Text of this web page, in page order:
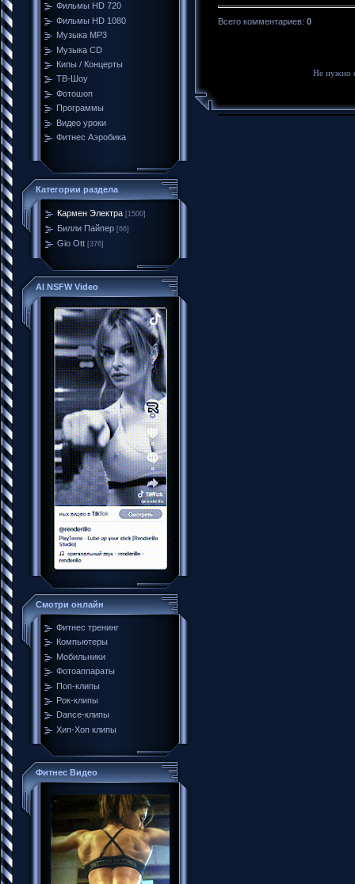
Фильмы HD 720
Фильмы HD 1080
Музыка MP3
Музыка CD
Кипы / Концерты
ТВ-Шоу
Фотошоп
Программы
Видео уроки
Фитнес Аэробика
Категории раздела
Кармен Электра [1500]
Билли Пайпер [66]
Gio Ott [376]
AI NSFW Video
Смотри онлайн
Фитнес тренинг
Компьютеры
Мобильники
Фотоаппараты
Поп-клипы
Рок-клипы
Dance-клипы
Хип-Хоп клипы
Фитнес Видео
Всего комментариев: 0
Не нужно